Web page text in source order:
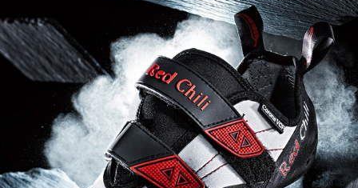
PRODUKTFOTOGRAFIE